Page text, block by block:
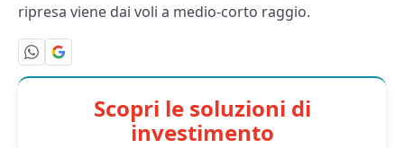
ripresa viene dai voli a medio-corto raggio.
Scopri le soluzioni di
investimento